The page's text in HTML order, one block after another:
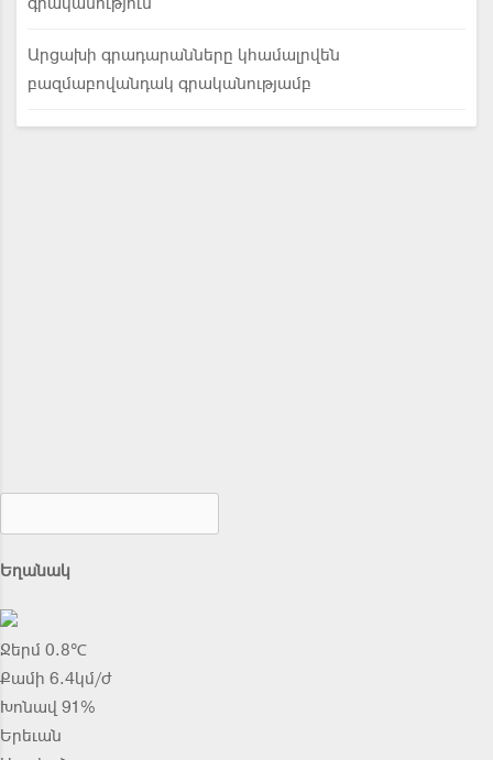
Արցախի գրադարանները կհամալրվեն
բազմաբովանդակ գրականությամբ
Եղանակ
Ջերմ 0.8℃
Քամի 6.4կմ/ժ
Խոնավ 91%
Երեւան